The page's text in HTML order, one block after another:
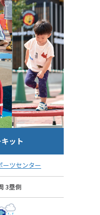
ット
ーツセンター
3塁側